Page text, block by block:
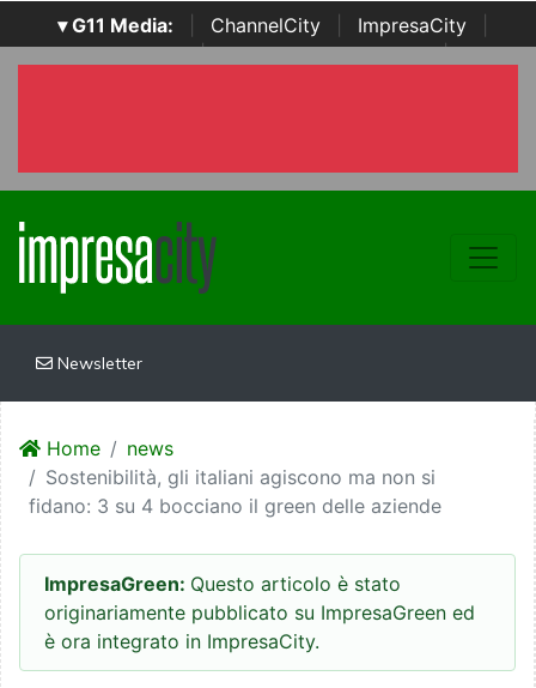
▾ G11 Media: ChannelCity ImpresaCity
SecurityOpenLab | Italian Channel Awards | Italian
Newsletter
Home
news
Sostenibilità, gli italiani agiscono ma non si
fidano: 3 su 4 bocciano il green delle aziende
ImpresaGreen: Questo articolo è stato
originariamente pubblicato su ImpresaGreen ed
è ora integrato in ImpresaCity.